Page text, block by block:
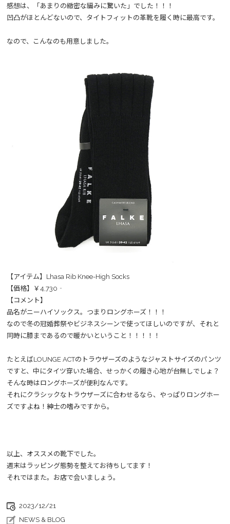
感想は、「あまりの緻密な編みに驚いた」でした！！！
凹凸がほとんどないので、タイトフィットの革靴を履く時に最高です。
なので、こんなのも用意しました。
【アイテム】Lhasa Rib Knee-High Socks
【価格】￥4,730‐
【コメント】
品名がニーハイソックス。つまりロングホーズ！！！
なので冬の冠婚葬祭やビジネスシーンで使ってほしいのですが、それと
同時に膝まであるので暖かいということ！！！！！
たとえばLOUNGE ACTのトラウザーズのようなジャストサイズのパンツ
ですと、中にタイツ穿いた場合、せっかくの履き心地が台無しでしょ？
そんな時はロングホーズが便利なんです。
それにクラシックなトラウザーズに合わせるなら、やっぱりロングホー
ズですよね！紳士の嗜みですから。
以上、オススメの靴下でした。
週末はラッピング態勢を整えてお待ちしてます！
それではまた。お店で会いましょう。
2023/12/21
NEWS & BLOG